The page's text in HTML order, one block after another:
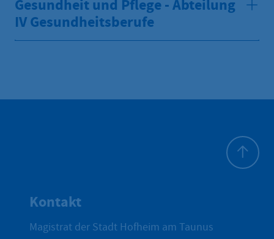
Gesundheit und Pflege - Abteilung
IV Gesundheitsberufe
Kontakt
Magistrat der Stadt Hofheim am Taunus